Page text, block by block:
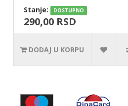
Stanje:
DOSTUPNO
290,00 RSD
DODAJ U KORPU